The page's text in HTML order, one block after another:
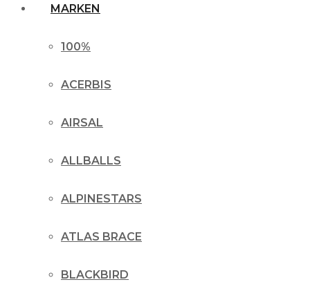
MARKEN
100%
ACERBIS
AIRSAL
ALLBALLS
ALPINESTARS
ATLAS BRACE
BLACKBIRD